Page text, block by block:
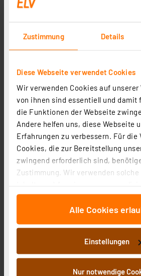
Zustimmung Details
Diese Webseite verwendet Cookies
Wir verwenden Cookies auf
von ihnen sind essentiell und damit
die Funktionen der Webseite
Andere helfen uns, diese Webseite
Erfahrungen zu verbessern. Für die
Cookies, die zur Bereitstellung
zwingend erforderlich sind,
Zustimmung. Wir verwenden solche
für soziale Medien anbieten zu
auf unsere Website zu analysieren.
an unsere Partner für soziale
Analysen weiter. Unsere Partner
Informationen möglicherweise mit
zusammen, die Sie ihnen
Alle Cookies
Einstellungen
Nur notwendige
Homematic IP Smart Home
HmIP-eTRV-F
Artikel-Nr. 160230
2 3 4 5 (2)